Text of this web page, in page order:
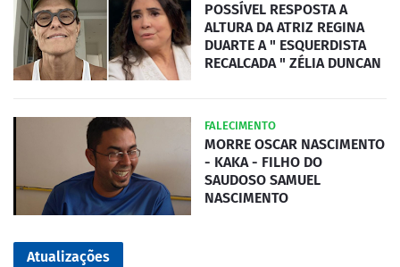
POSSÍVEL RESPOSTA A
ALTURA DA ATRIZ REGINA
DUARTE A " ESQUERDISTA
RECALCADA " ZÉLIA DUNCAN
FALECIMENTO
MORRE OSCAR NASCIMENTO
- KAKA - FILHO DO
SAUDOSO SAMUEL
NASCIMENTO
Atualizações